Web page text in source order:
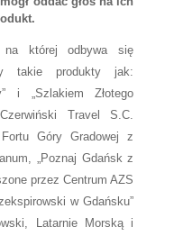
której odbywa się
takie produkty jak:
i „Szlakiem Złotego
Travel S.C.
Góry Gradowej z
„Poznaj Gdańsk z
przez Centrum AZS
w Gdańsku”
Latarnie Morską i